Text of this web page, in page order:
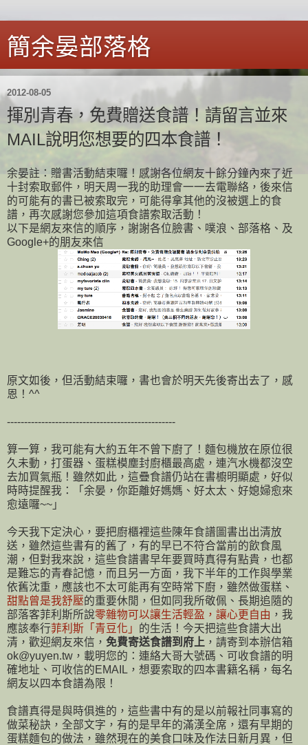
簡余晏部落格
2012-08-05
揮別青春，免費贈送食譜！請留言並來
MAIL說明您想要的四本食譜！
余晏註：贈書活動結束囉！感謝各位網友十餘分鐘內來了近
十封索取郵件，明天周一我的助理會一一去電聯絡，後來信
的可能有的書已被索取完，可能得拿其他的沒被選上的食
譜，再次感謝您參加這項食譜索取活動！
以下是網友來信的順序，謝謝各位臉書、噗浪、部落格、及
Google+的朋友來信
原文如後，但活動結束囉，書也會於明天先後寄出去了，感
恩！^^
-------------------------------------------------
算一算，我可能有大約五年不曾下廚了！麵包機放在原位很
久未動，打蛋器、蛋糕模塵封廚櫃最高處，連汽水機都沒空
去加買氣瓶！雖然如此，這疊食譜仍站在書櫥明顯處，好似
時時提醒我：「余晏，你距離好媽媽、好太太、好媳婦愈來
愈遠囉~~」
今天我下定決心，要把廚櫃裡這些陳年食譜圖書出出清放
送，雖然這些書有的舊了，有的早已不符合當前的飲食風
潮，但對我來說，這些食譜書早年要買時真得有點貴，也都
是難忘的青春記憶，而且另一方面，我下半年的工作與學業
依舊沈重，應該也不太可能再有空時常下廚，雖然做蛋糕、
甜點曾是我舒壓的重要休閒，但如同我所敬佩、長期追隨的
部落客菲利斯所說零雜物可以讓生活輕盈，讓心更自由 ，我
應該奉行菲利斯「青豆化」 的生活！今天把這些食譜大出
清，歡迎網友來信， 免費寄送食譜到府上 ，請寄到本辦信箱
ok@yuyen.tw，載明您的：連絡大哥大號碼、可收食譜的明
確地址、可收信的EMAIL，想要索取的四本書籍名稱，每名
網友以四本食譜為限！
食譜真得是與時俱進的，這些書中有的是以前報社同事寫的
做菜秘訣，全部文字，有的是早年的滿漢全席，還有早期的
蛋糕麵包的做法，雖然現在的美食口味及作法日新月異，但